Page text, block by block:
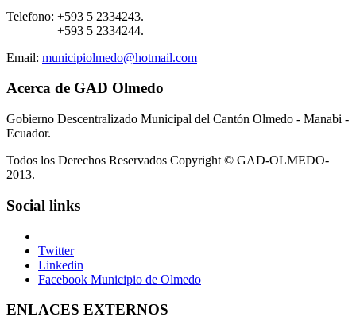
Telefono: +593 5 2334243.
+593 5 2334244.
Email: municipiolmedo@hotmail.com
Acerca de GAD Olmedo
Gobierno Descentralizado Municipal del Cantón Olmedo - Manabi -
Ecuador.
Todos los Derechos Reservados Copyright © GAD-OLMEDO-
2013.
Social links
Twitter
Linkedin
Facebook Municipio de Olmedo
ENLACES EXTERNOS